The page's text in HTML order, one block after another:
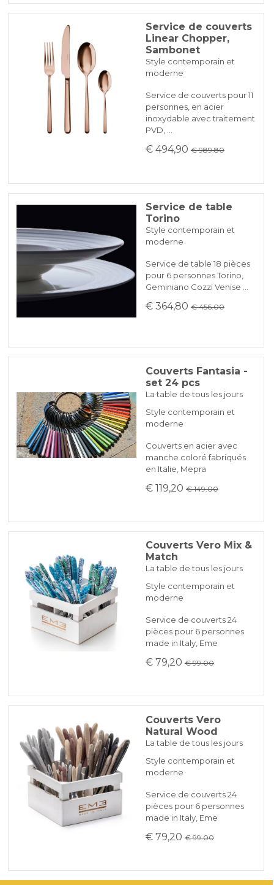
Service de couverts
Linear Chopper,
Sambonet
Style contemporain et
moderne
Service de couverts pour 11
personnes, en acier
inoxydable avec traitement
PVD, …
€ 494,90 € 989.80
Service de table
Torino
Style contemporain et
moderne
Service de table 18 pièces
pour 6 personnes Torino,
Geminiano Cozzi Venise …
€ 364,80 € 456.00
Couverts Fantasia -
set 24 pcs
La table de tous les jours
Style contemporain et
moderne
Couverts en acier avec
manche coloré fabriqués
en Italie, Mepra
€ 119,20 € 149.00
Couverts Vero Mix &
Match
La table de tous les jours
Style contemporain et
moderne
Service de couverts 24
pièces pour 6 personnes
made in Italy, Eme
€ 79,20 € 99.00
Couverts Vero
Natural Wood
La table de tous les jours
Style contemporain et
moderne
Service de couverts 24
pièces pour 6 personnes
made in Italy, Eme
€ 79,20 € 99.00